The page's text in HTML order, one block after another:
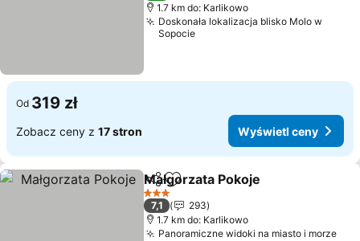
1.7 km do: Karlikowo
Doskonała lokalizacja blisko Molo w
Sopocie
Od 319 zł
Zobacz ceny z 17 stron Wyświetl ceny
Udostępnij
Dodaj do ulubionych
Małgorzata Pokoje
3 Kategoria
7,1
293
1.7 km do: Karlikowo
Panoramiczne widoki na miasto i morze